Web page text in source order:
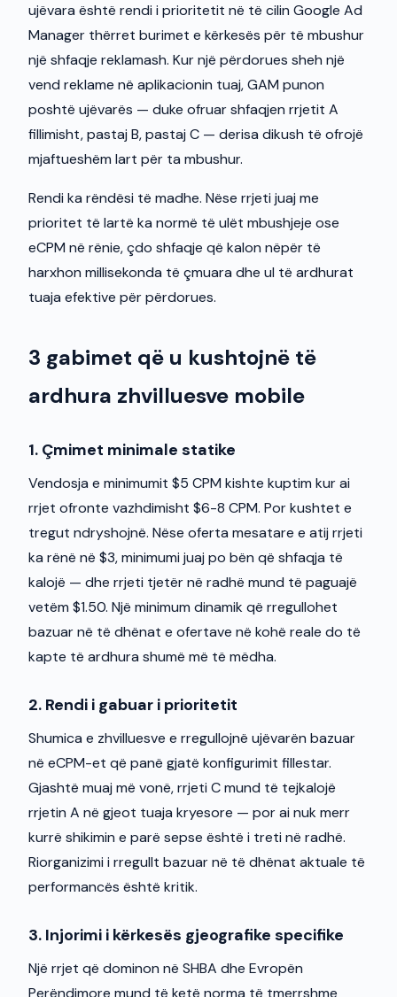
ujëvara është rendi i prioritetit në të cilin Google Ad
Manager thërret burimet e kërkesës për të mbushur
një shfaqje reklamash. Kur një përdorues sheh një
vend reklame në aplikacionin tuaj, GAM punon
poshtë ujëvarës — duke ofruar shfaqjen rrjetit A
fillimisht, pastaj B, pastaj C — derisa dikush të ofrojë
mjaftueshëm lart për ta mbushur.
Rendi ka rëndësi të madhe. Nëse rrjeti juaj me
prioritet të lartë ka normë të ulët mbushjeje ose
eCPM në rënie, çdo shfaqje që kalon nëpër të
harxhon millisekonda të çmuara dhe ul të ardhurat
tuaja efektive për përdorues.
3 gabimet që u kushtojnë të
ardhura zhvilluesve mobile
1. Çmimet minimale statike
Vendosja e minimumit $5 CPM kishte kuptim kur ai
rrjet ofronte vazhdimisht $6-8 CPM. Por kushtet e
tregut ndryshojnë. Nëse oferta mesatare e atij rrjeti
ka rënë në $3, minimumi juaj po bën që shfaqja të
kalojë — dhe rrjeti tjetër në radhë mund të paguajë
vetëm $1.50. Një minimum dinamik që rregullohet
bazuar në të dhënat e ofertave në kohë reale do të
kapte të ardhura shumë më të mëdha.
2. Rendi i gabuar i prioritetit
Shumica e zhvilluesve e rregullojnë ujëvarën bazuar
në eCPM-et që panë gjatë konfigurimit fillestar.
Gjashtë muaj më vonë, rrjeti C mund të tejkalojë
rrjetin A në gjeot tuaja kryesore — por ai nuk merr
kurrë shikimin e parë sepse është i treti në radhë.
Riorganizimi i rregullt bazuar në të dhënat aktuale të
performancës është kritik.
3. Injorimi i kërkesës gjeografike specifike
Një rrjet që dominon në SHBA dhe Evropën
Perëndimore mund të ketë norma të tmerrshme